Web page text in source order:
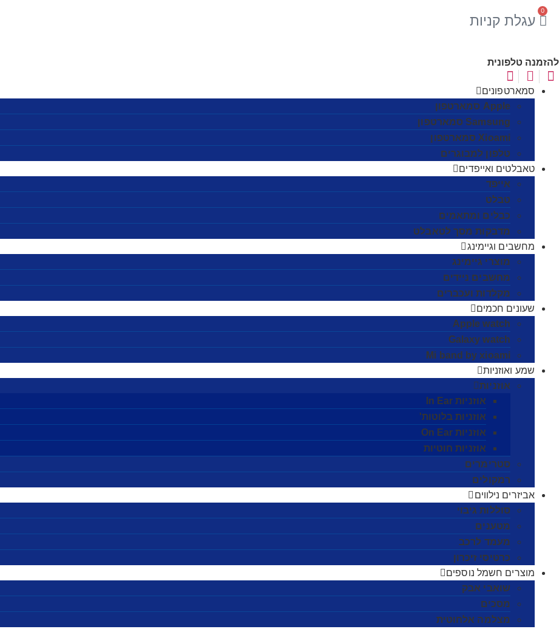
0
עגלת קניות
להזמנה טלפונית
סמארטפונים
Apple סמארטפון
Samsung סמארטפון
Xioami סמארטפון
טלפון למבוגרים
טאבלטים ואייפדים
אייפד
טבלט
כבלים ומתאמים
מדבקות מסך לטאבלט
מחשבים וגיימינג
מוצרי גיימינג
מחשבים ניידים
מקלדות ועכברים
שעונים חכמים
Apple watch
Galaxy watch
Mi band by xioami
שמע ואוזניות
אוזניות
אוזניות In Ear
אוזניות בלוטות'
אוזניות On Ear
אוזניות חוטיות
סטרימרים
רמקולים
אביזרים נילווים
סוללות גיבוי
מטענים
מעמד לרכב
כרטיסי זיכרון
מוצרים חשמל נוספים
שואבי אבק
מסכים
מצלמה אלחוטית